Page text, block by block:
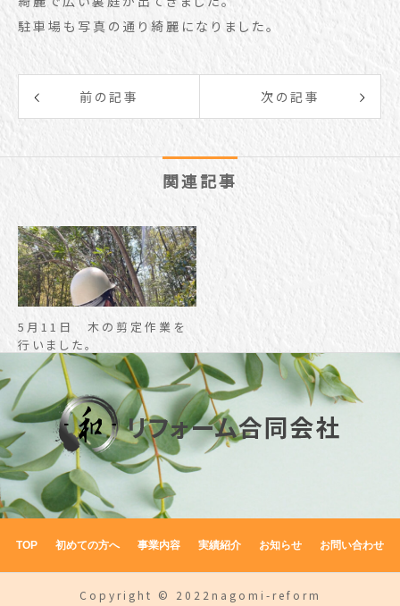
駐車場も写真の通り綺麗になりました。
前の記事 次の記事
関連記事
5月11日 木の剪定作業を
行いました。
TOP 初めての方へ 事業内容 実績紹介 お知らせ お問い合わせ
Copyright © 2022nagomi-reform